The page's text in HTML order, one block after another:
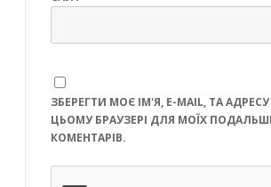
ЗБЕРЕГТИ МОЄ ІМ'Я, E-MAIL, ТА
ЦЬОМУ БРАУЗЕРІ ДЛЯ МОЇХ
КОМЕНТАРІВ.